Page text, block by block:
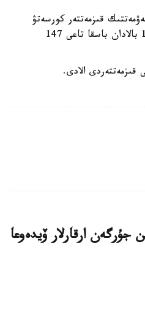
قىزمەتتەر كورسەتۋ
ورتالىعىندا جوعارىدا اتالعان 13 بالادان باسقا تاعى 147
جۇرگەن ارقارلار ۆيدەوعا